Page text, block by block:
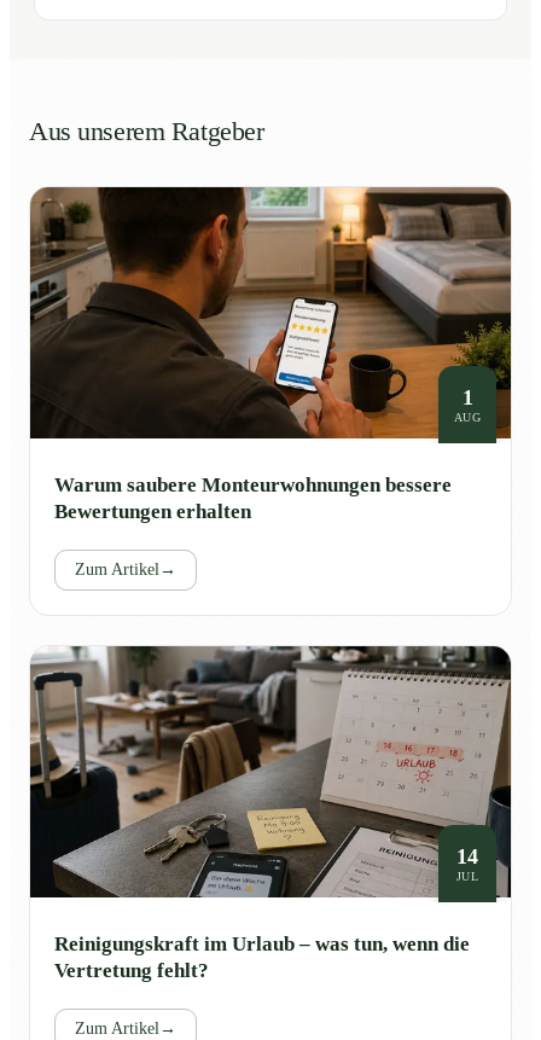
Aus unserem Ratgeber
1
AUG
Warum saubere Monteurwohnungen bessere
Bewertungen erhalten
Zum Artikel→
14
JUL
Reinigungskraft im Urlaub – was tun, wenn die
Vertretung fehlt?
Zum Artikel→